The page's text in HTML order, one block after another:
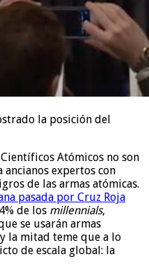
la posición del
Atómicos no son
ancianos expertos con
de las armas atómicas.
pasada por Cruz Roja
de los millennials,
se usarán armas
la mitad teme que a lo
de escala global: la